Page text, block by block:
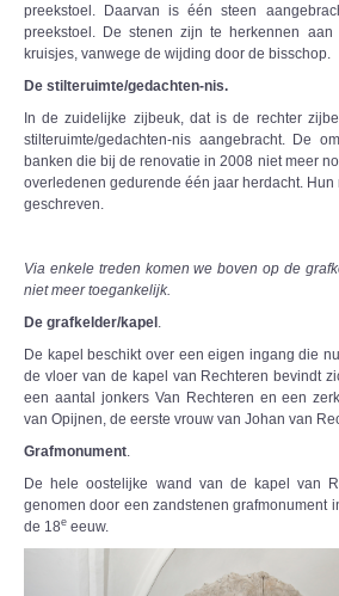
preekstoel. Daarvan is één steen
preekstoel. De stenen zijn te herkennen
kruisjes, vanwege de wijding door de bisschop.
De stilteruimte/gedachten-nis.
In de zuidelijke zijbeuk, dat is de rechter
stilteruimte/gedachten-nis aangebracht. De
banken die bij de renovatie in 2008 niet meer
overledenen gedurende één jaar herdacht. Hun
geschreven.
Via enkele treden komen we boven op de
niet meer toegankelijk.
De grafkelder/kapel
De kapel beschikt over een eigen ingang die
de vloer van de kapel van Rechteren bevindt
een aantal jonkers Van Rechteren en een
van Opijnen, de eerste vrouw van Johan van
Grafmonument
De hele oostelijke wand van de kapel van
genomen door een zandstenen grafmonument
de 18e eeuw.